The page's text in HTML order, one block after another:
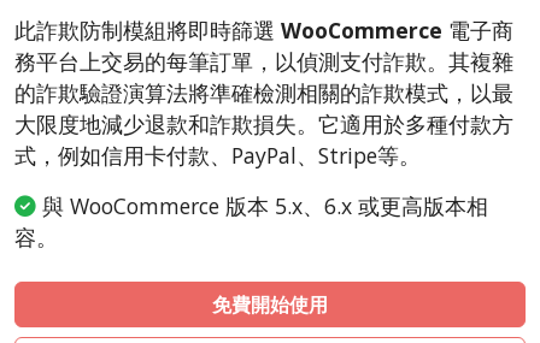
LiteCart
ZenCart
PinnacleCart
FoxyCart
Easy Digital Downloads
Ecwid by Lightspeed
此詐欺防制模組將即時篩選 WooCommerce 電子商
務平台上交易的每筆訂單，以偵測支付詐欺。其複雜
的詐欺驗證演算法將準確檢測相關的詐欺模式，以最
大限度地減少退款和詐欺損失。它適用於多種付款方
式，例如信用卡付款、PayPal、Stripe等。
與 WooCommerce 版本 5.x、6.x 或更高版本相
容。
免費開始使用